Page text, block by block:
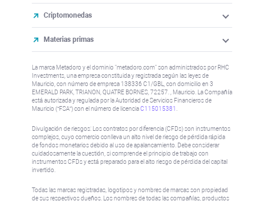
Criptomonedas
Materias primas
La marca Metadoro y el dominio "metadoro.com" son administrados por RHC
Investments, una empresa constituida y registrada según las leyes de
Mauricio, con número de empresa 138336 C1/GBL, con domicilio en 3
EMERALD PARK, TRIANON, QUATRE BORNES, 72257. , Mauricio. La Compañía
está autorizada y regulada por la Autoridad de Servicios Financieros de
Mauricio (“FSA”) con el número de licenciaC115015381
Divulgación de riesgos: Los contratos por diferencia (CFDs) son instrumentos
complejos, cuyo comercio conlleva un alto nivel de riesgo de pérdida rápida
de fondos monetarios debido al uso de apalancamiento. Debe considerar
cuidadosamente la cuestión, si comprende el principio de trabajo con
instrumentos CFDs y está preparado para el alto riesgo de pérdida del capital
invertido.
Todas las marcas registradas, logotipos y nombres de marcas son propiedad
de sus respectivos dueños. Los nombres de todas las compañías, productos